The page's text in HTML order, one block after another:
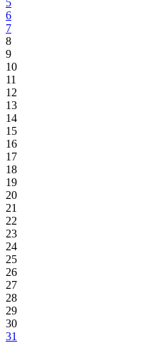
6
7
8
9
10
11
12
13
14
15
16
17
18
19
20
21
22
23
24
25
26
27
28
29
30
31